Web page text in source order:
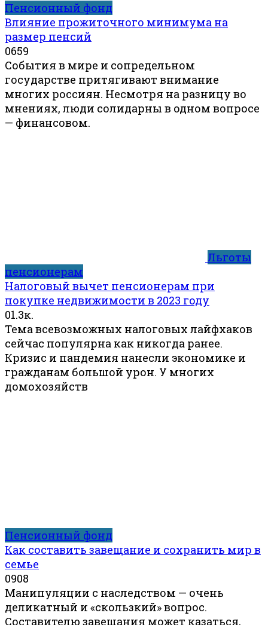
Пенсионный фонд
Влияние прожиточного минимума на
размер пенсий
0659
События в мире и сопредельном
государстве притягивают внимание
многих россиян. Несмотря на разницу во
мнениях, люди солидарны в одном вопросе
— финансовом.
Льготы
пенсионерам
Налоговый вычет пенсионерам при
покупке недвижимости в 2023 году
01.3к.
Тема всевозможных налоговых лайфхаков
сейчас популярна как никогда ранее.
Кризис и пандемия нанесли экономике и
гражданам большой урон. У многих
домохозяйств
Пенсионный фонд
Как составить завещание и сохранить мир в
семье
0908
Манипуляции с наследством — очень
деликатный и «скользкий» вопрос.
Составителю завещания может казаться,